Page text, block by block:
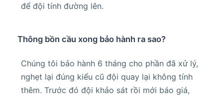
để đội tính đường lên.
Thông bồn cầu xong bảo hành ra sao?
Chúng tôi bảo hành 6 tháng cho phần đã xử lý,
nghẹt lại đúng kiểu cũ đội quay lại không tính
thêm. Trước đó đội khảo sát rồi mới báo giá,